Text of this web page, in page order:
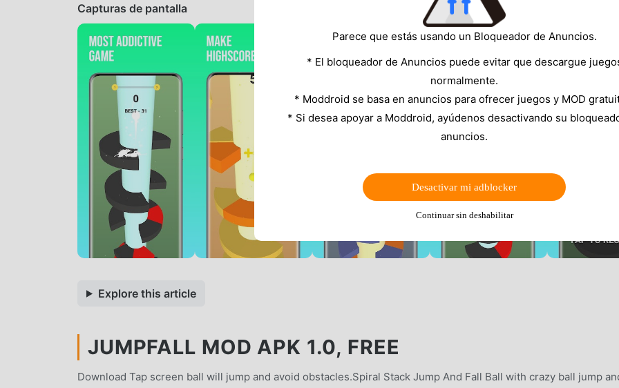
Capturas de pantalla
Explore this article
JUMPFALL MOD APK 1.0, FREE
Download Tap screen ball will jump and avoid obstacles.Spiral Stack Jump And Fall Ball with crazy ball jump
Parece que estás usando un Bloqueador de Anuncios.
* El bloqueador de Anuncios puede evitar que descargue
normalmente.
* Moddroid se basa en anuncios para ofrecer juegos y MOD
* Si desea apoyar a Moddroid, ayúdenos desactivando su
anuncios.
Desactivar mi adblocker
Continuar sin deshabilitar